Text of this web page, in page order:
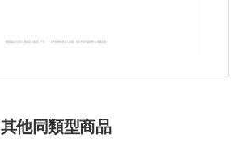
其他同類型商品